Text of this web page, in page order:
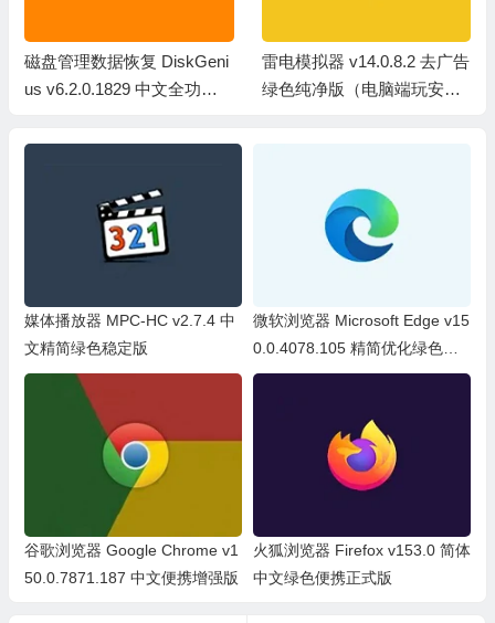
磁盘管理数据恢复 DiskGeni
us v6.2.0.1829 中文全功能
雷电模拟器 v14.0.8.2 去广告
绿色纯净版（电脑端玩安卓
媒体播放器 MPC-HC v2.7.4 中
文精简绿色稳定版
微软浏览器 Microsoft Edge v15
0.0.4078.105 精简优化绿色便
携版
谷歌浏览器 Google Chrome v1
50.0.7871.187 中文便携增强版
火狐浏览器 Firefox v153.0 简体
中文绿色便携正式版